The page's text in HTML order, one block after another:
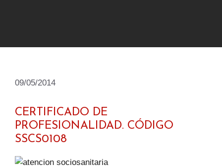
09/05/2014
CERTIFICADO DE
PROFESIONALIDAD. CÓDIGO
SSCS0108